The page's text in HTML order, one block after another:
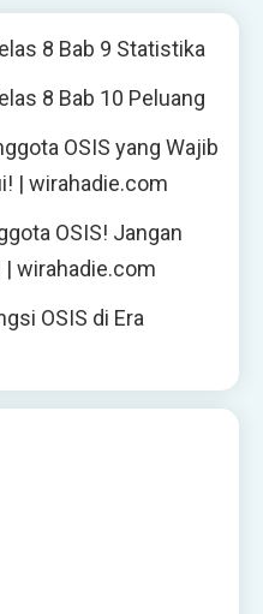
8 Bab 9 Statistika
8 Bab 10 Peluang
OSIS yang Wajib
| wirahadie.com
OSIS! Jangan
| wirahadie.com
OSIS di Era